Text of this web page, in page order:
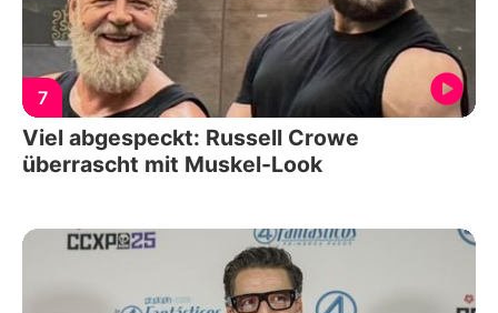
7
Viel abgespeckt: Russell Crowe
überrascht mit Muskel-Look